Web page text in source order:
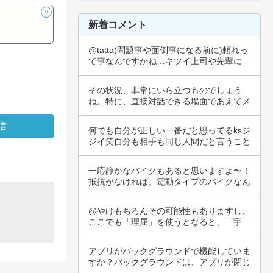
0
新着コメント
@tatta(問題事や面倒事になる前に)頼れっ
て事なんですかね…キツイ上司や先輩に
その状況、非常にいら立つものでしょう
ね。特に、直接対話できる場面であえてメ
何でも自分が正しい一番だと思ってるksジ
ジイ笑自分も相手も同じ人間だと言うこと
一応静かなバイクもあると思いますよ〜！
抵抗がなければ、電動タイプのバイクなん
@やけもちろんその可能性もありますし、
ここでも「理屈」を使うとなると、「宇
アプリがバックグラウンドで機能していま
すか？バックグラウンドは、アプリが閉じ